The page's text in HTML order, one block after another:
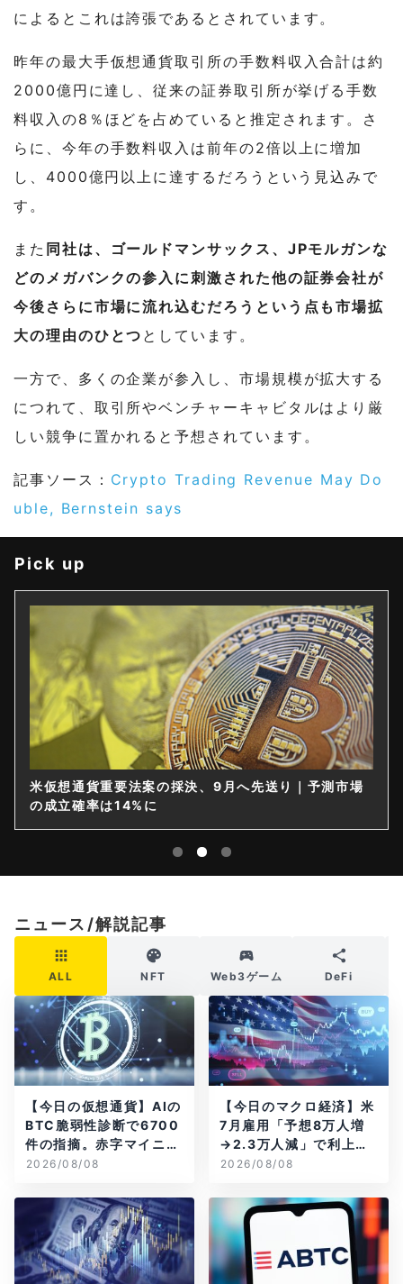
によるとこれは誇張であるとされています。
昨年の最大手仮想通貨取引所の手数料収入合計は約
2000億円に達し、従来の証券取引所が挙げる手数
料収入の8％ほどを占めていると推定されます。さ
らに、今年の手数料収入は前年の2倍以上に増加
し、4000億円以上に達するだろうという見込みで
す。
また 同社は、ゴールドマンサックス、JPモルガンな
どのメガバンクの参入に刺激された他の証券会社が
今後さらに市場に流れ込むだろうという点も市場拡
大の理由のひとつ としています。
一方で、多くの企業が参入し、市場規模が拡大する
につれて、取引所やベンチャーキャビタルはより厳
しい競争に置かれると予想されています。
記事ソース： Crypto Trading Revenue May Do
uble, Bernstein says
Pick up
米仮想通貨重要法案の採決、9月へ先送り｜予測市場
の成立確率は14%に
ニュース/解説記事
ALL NFT Web3ゲーム DeFi
【今日の仮想通貨】AIの
BTC脆弱性診断で6700
件の指摘。赤字マイニン
グ企業はAIに賭ける
2026/08/08
【今日のマクロ経済】米
7月雇用「予想8万人増
→2.3万人減」で利上げ
観測後退
2026/08/08